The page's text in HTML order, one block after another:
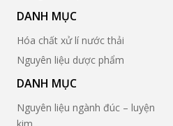
DANH MỤC
Hóa chất xử lí nước thải
Nguyên liệu dược phẩm
DANH MỤC
Nguyên liệu ngành đúc – luyện